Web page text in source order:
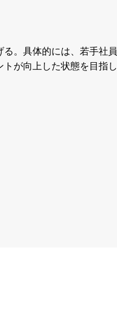
。具体的には、若手社員
が向上した状態を目指し